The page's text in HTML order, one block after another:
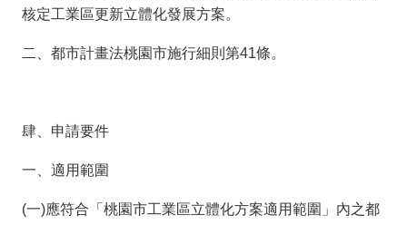
頁
網
發
核定工業區更新立體化發展方案。
二、都市計畫法桃園市施行細則第41條。
肆、申請要件
一、適用範圍
(一)應符合「桃園市工業區立體化方案適用範圍」內之都